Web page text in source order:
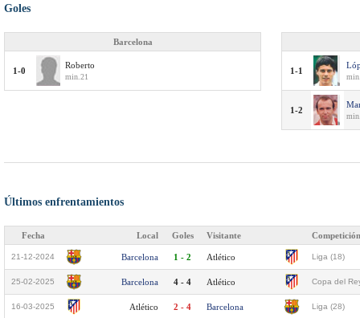
Goles
Barcelona
1-0
Roberto
min.21
1-1
1-2
Últimos enfrentamientos
Fecha Local Goles Visitante Competición
21-12-2024 Barcelona 1 - 2 Atlético Liga (18)
25-02-2025 Barcelona 4 - 4 Atlético Copa del
16-03-2025 Atlético 2 - 4 Barcelona Liga (28)